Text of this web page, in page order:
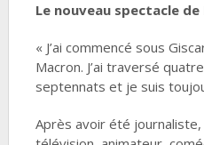
Le nouveau spectacle
« J’ai commencé sous
Macron. J’ai traversé
septennats et je suis
Après avoir été journaliste,